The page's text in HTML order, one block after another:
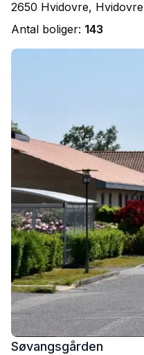
2650 Hvidovre, Hvidovre
Antal boliger: 143
Søvangsgården